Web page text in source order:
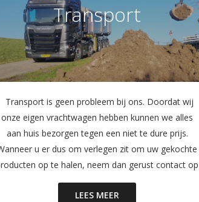
Transport
Transport is geen probleem bij ons. Doordat wij
onze eigen vrachtwagen hebben kunnen we alles
aan huis bezorgen tegen een niet te dure prijs.
u er dus om verlegen zit om uw gekochte
op te halen, neem dan gerust contact op
LEES MEER